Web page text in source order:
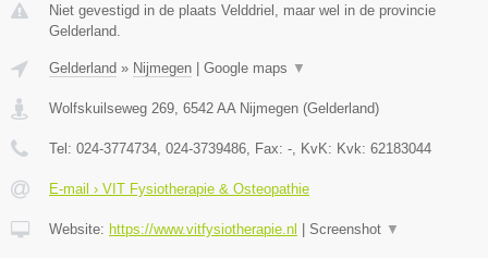
Niet gevestigd in de plaats Velddriel, maar wel in de provincie
Gelderland.
Gelderland » Nijmegen Google maps ▼
Wolfskuilseweg 269 6542 AA Nijmegen (Gelderland)
Tel: 024-3774734, 024-3739486 , Fax: - , KvK: Kvk: 62183044
E-mail › VIT Fysiotherapie & Osteopathie
Website: https://www.vitfysiotherapie.nl Screenshot ▼